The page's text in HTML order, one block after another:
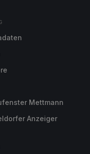
Mettmann
Anzeiger